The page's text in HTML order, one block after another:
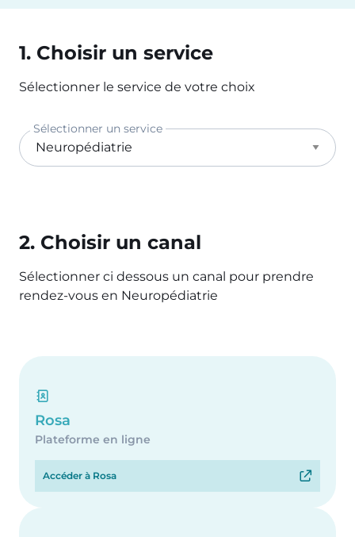
1. Choisir un service
Sélectionner le service de votre choix
Sélectionner un service
2. Choisir un canal
Sélectionner ci dessous un canal pour prendre
rendez-vous en Neuropédiatrie
Rosa
Plateforme en ligne
Accéder à Rosa